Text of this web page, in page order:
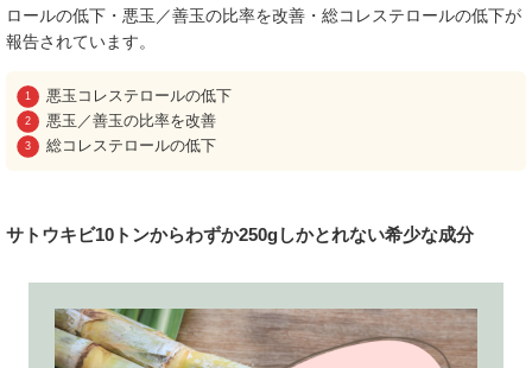
ロールの低下・悪玉／善玉の比率を改善・総コレステロールの低下が
報告されています。
悪玉コレステロールの低下
悪玉／善玉の比率を改善
総コレステロールの低下
サトウキビ10トンからわずか250gしかとれない希少な成分